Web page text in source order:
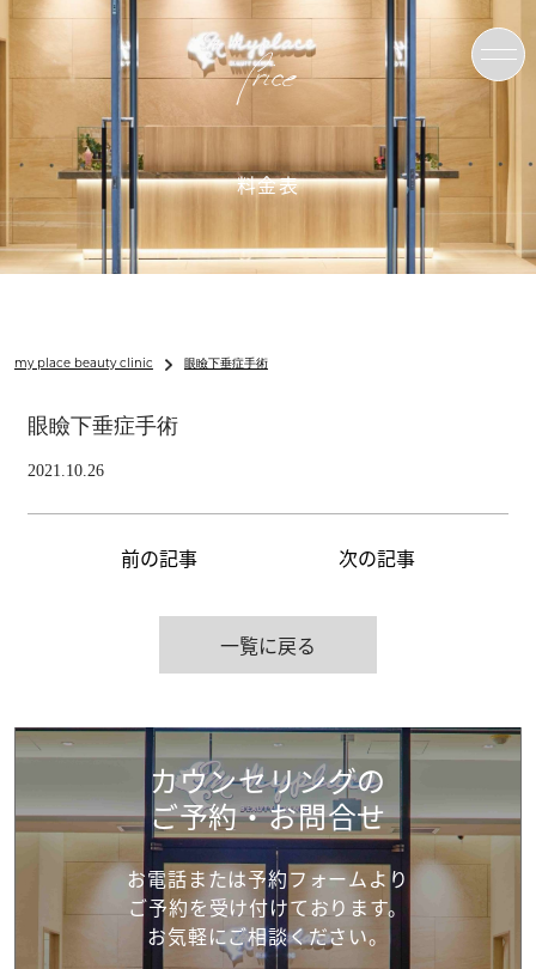
Price
料金表
my place beauty clinic 眼瞼下垂症手術
眼瞼下垂症手術
2021.10.26
前の記事 次の記事
一覧に戻る
カウンセリングの
ご予約・お問合せ
お電話または予約フォームより
ご予約を受け付けております。
お気軽にご相談ください。